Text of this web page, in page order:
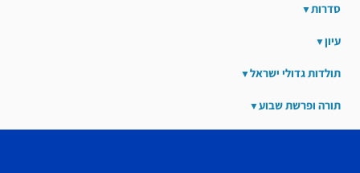
סדרות
עיון
תולדות גדולי ישראל
תורה ופרשת שבוע